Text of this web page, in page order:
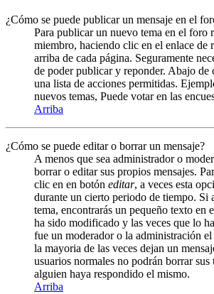
¿Cómo se puede publicar un mensaje en el
Para publicar un nuevo tema en el foro
miembro, haciendo clic en el enlace de
arriba de cada página. Seguramente
de poder publicar y reponder. Abajo de
una lista de acciones permitidas.
nuevos temas, Puede votar en las
Arriba
¿Cómo se puede editar o borrar un mensaje?
A menos que sea administrador o
borrar o editar sus propios mensajes.
clic en en botón editar, a veces esta
durante un cierto periodo de tiempo. Si
tema, encontrarás un pequeño texto en
ha sido modificado y las veces que lo
fue un moderador o la administración
la mayoria de las veces dejan un
usuarios normales no podrán borrar sus
alguien haya respondido el mismo.
Arriba